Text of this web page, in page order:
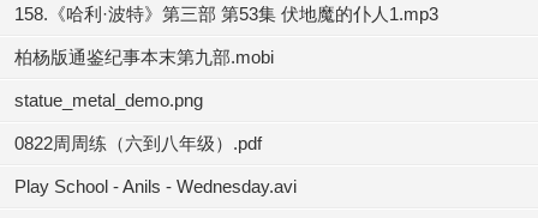
158.《哈利·波特》第三部 第53集 伏地魔的仆人1.mp3
柏杨版通鉴纪事本末第九部.mobi
statue_metal_demo.png
0822周周练（六到八年级）.pdf
Play School - Anils - Wednesday.avi